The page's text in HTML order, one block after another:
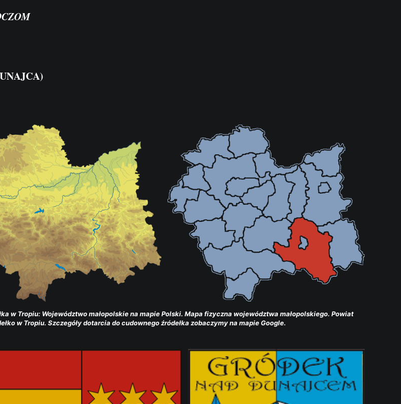
DUNAJCA)
w Tropiu: Województwo małopolskie na mapie Polski. Mapa fizyczna województwa małopolskiego. Powiat
w Tropiu. Szczegóły dotarcia do cudownego źródełka zobaczymy na mapie Google.